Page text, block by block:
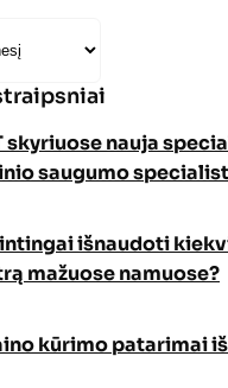
skyriuose nauja
saugumo
išnaudoti
mažuose namuose?
kūrimo patarimai